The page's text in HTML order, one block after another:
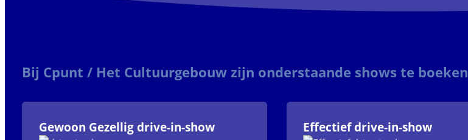
Bij Cpunt / Het Cultuurgebouw zijn onderstaande shows te boeken
Gewoon Gezellig drive-in-show Effectief drive-in-show